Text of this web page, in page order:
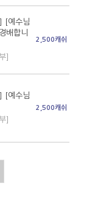
[예수님
배합니
]
2,500캐쉬
[예수님
]
2,500캐쉬